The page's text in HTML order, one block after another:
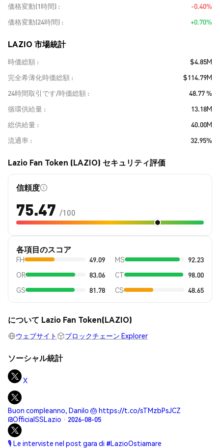
価格変動(1時間)
-0.40%
価格変動(24時間)
+0.70%
LAZIO 市場統計
時価総額
$4.85M
完全希薄化時価総額
$114.79M
24時間取引です/時価総額
48.77 %
循環供給量
13.18M
総供給量
40.00M
流通率
32.95%
Lazio Fan Token (LAZIO) セキュリティ評価
信頼度
75.47 /100
各項目のスコア
FH 49.09 MS
92.23
OR
83.06 CT
98.00
GS
81.78 CS 48.65
について Lazio Fan Token(LAZIO)
ウェブサイト ブロックチェーン Explorer
ソーシャル統計
X
Buon compleanno, Danilo 🎂 https://t.co/sTMzbPsJCZ
@OfficialSSLazio · 2026-08-05
🎙️ Le interviste nel post gara di #LazioOstiamare